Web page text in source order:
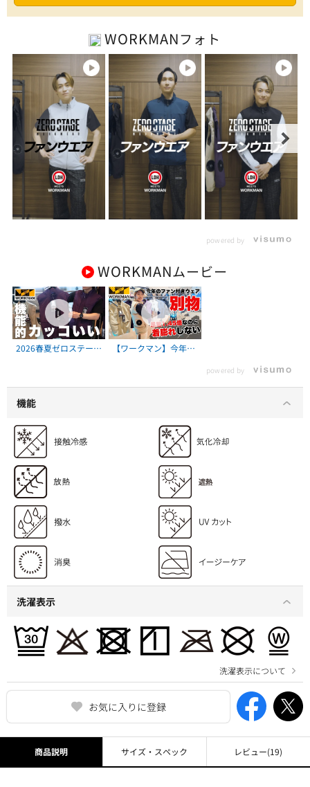
お気に入りに登録
WORKMANフォト
powered by
WORKMANムービー
2026春夏ゼロステージ
介！！
【ワークマン】今年の
世代ファンベスト”が
powered by
機能
洗濯表示
洗濯表示について
商品説明 サイズ・スペック レビュー(19)